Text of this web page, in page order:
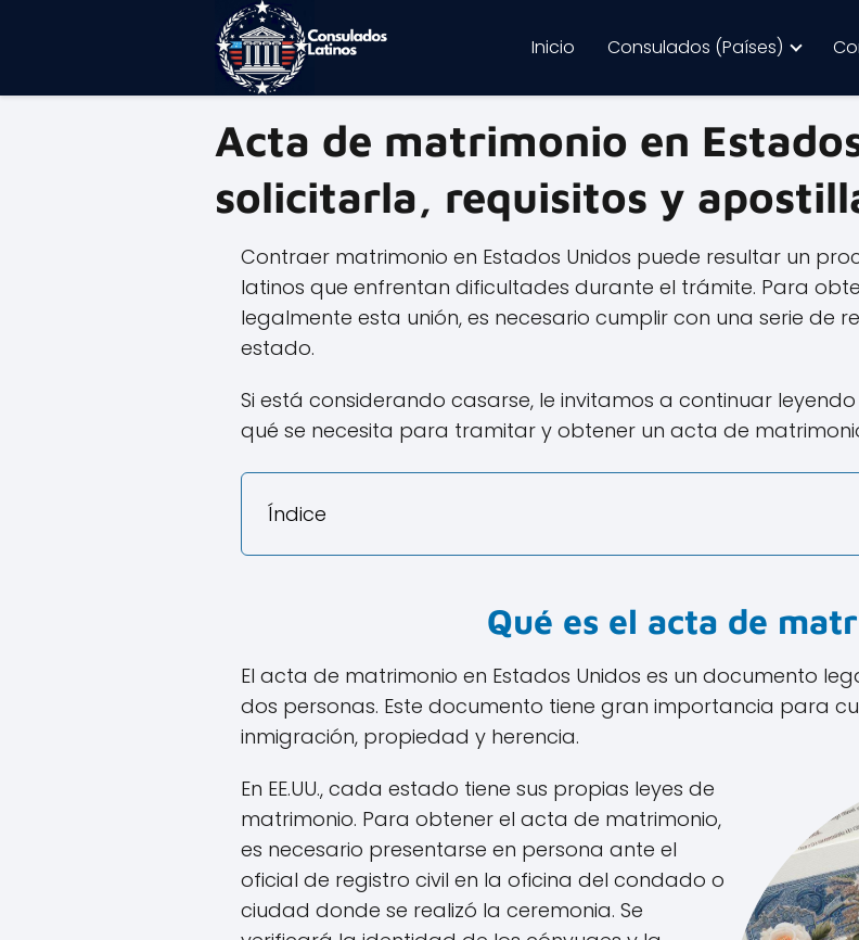
Inicio Consulados (Países)
Acta de matrimonio en
solicitarla, requisitos y
Contraer matrimonio en Estados Unidos puede resultar un
latinos que enfrentan dificultades durante el trámite. Para
legalmente esta unión, es necesario cumplir con una serie de
estado.
Si está considerando casarse, le invitamos a continuar
qué se necesita para tramitar y obtener un acta de
Índice
Qué es el acta de
El acta de matrimonio en Estados Unidos es un documento
dos personas. Este documento tiene gran importancia para
inmigración, propiedad y herencia.
En EE.UU., cada estado tiene sus propias leyes de
matrimonio. Para obtener el acta de matrimonio,
es necesario presentarse en persona ante el
oficial de registro civil en la oficina del condado o
ciudad donde se realizó la ceremonia. Se